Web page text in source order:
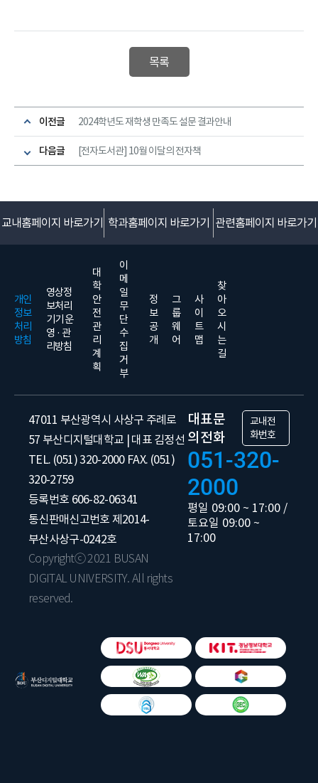
목록
이전글 2024학년도 재학생 만족도 설문 결과안내
다음글 [전자도서관] 10월 이달의 전자책
교내홈페이지 바로가기 학과홈페이지 바로가기 관련홈페이지 바로가기
개인
정보
처리
방침
영상정
보처리
기기 운
영 · 관
리방침
대
학
안
전
관
리
계
획
이
메
일
무
단
수
집
거
부
정
보
공
개
그
룹
웨
어
사
이
트
맵
찾
아
오
시
는
길
47011 부산광역시 사상구 주례로
57 부산디지털대학교 | 대표 김정선
TEL. (051) 320-2000 FAX. (051)
320-2759
등록번호 606-82-06341
통신판매신고번호 제2014-
부산사상구-0242호
Copyrightⓒ 2021 BUSAN
DIGITAL UNIVERSITY. All rights
reserved.
대표문
의전화
교내전
화번호
051-320-
2000
평일 09:00 ~ 17:00 /
토요일 09:00 ~
17:00